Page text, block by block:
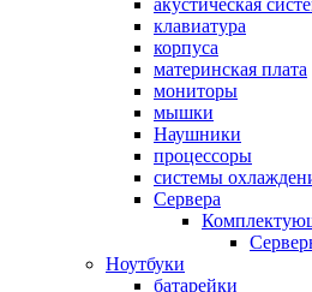
акустическая
клавиатура
корпуса
материнская плата
мониторы
мышки
Наушники
процессоры
системы
Сервера
Ноутбуки
батарейки